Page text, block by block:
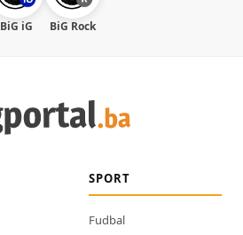
BiG iG BiG Rock
SPORT
Fudbal